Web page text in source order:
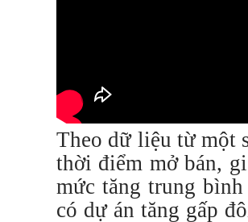
Theo dữ liệu từ một
thời điểm mở bán,
mức tăng trung
có dự án tăng gấp